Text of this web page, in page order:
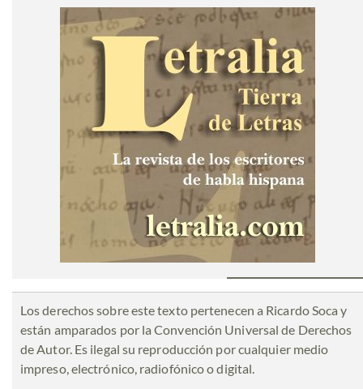
Los derechos sobre este texto pertenecen a Ricardo Soca y
están amparados por la Convención Universal de Derechos
de Autor. Es ilegal su reproducción por cualquier medio
impreso, electrónico, radiofónico o digital.